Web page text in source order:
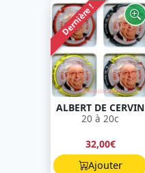
Dernière !
ALBERT DE CERVIN
20 à 20c
32,00€
Ajouter